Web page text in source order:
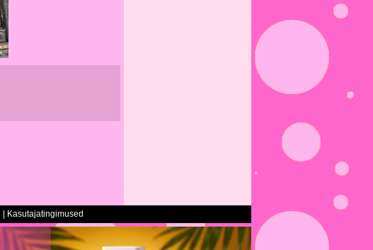
Kasutajatingimused